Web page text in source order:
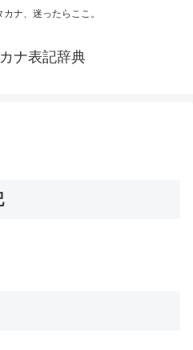
ナ、迷ったらここ。
ナ表記辞典